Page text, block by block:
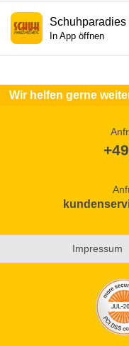
Schuhparadies
In App öffnen
Wir helfen gerne
Impressum